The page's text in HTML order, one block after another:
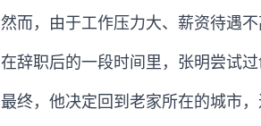
然而，由于工作压力大、薪资待遇
在辞职后的一段时间里，张明尝试
最终，他决定回到老家所在的城市